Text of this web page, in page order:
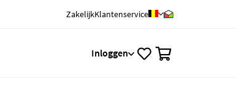
ZakelijkKlantenservice
Inloggen